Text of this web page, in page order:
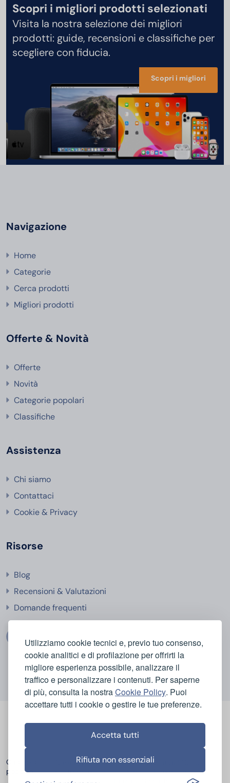
Utilizziamo cookie tecnici e, previo tuo consenso,
cookie analitici e di profilazione per offrirti la
migliore esperienza possibile, analizzare il
traffico e personalizzare i contenuti. Per saperne
di più, consulta la nostraCookie Policy. Puoi
accettare tutti i cookie o gestire le tue preferenze.
Accetta tutti
Rifiuta non essenziali
Scopri i migliori prodotti selezionati
Visita la nostra selezione dei migliori
prodotti: guide, recensioni e classifiche per
scegliere con fiducia.
Scopri i migliori
Navigazione
Home
Categorie
Cerca prodotti
Migliori prodotti
Offerte & Novità
Offerte
Novità
Categorie popolari
Classifiche
Assistenza
Chi siamo
Contattaci
Cookie & Privacy
Risorse
Blog
Recensioni & Valutazioni
Domande frequenti
Categorie
popolari
Casa e Igiene
Bellezza e Cura del Corpo
Elettrodomestici
Sport e Tempo Libero
Elettronica